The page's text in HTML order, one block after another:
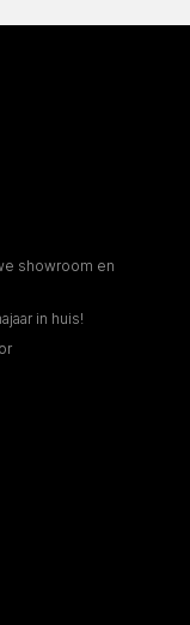
showroom en
in huis!